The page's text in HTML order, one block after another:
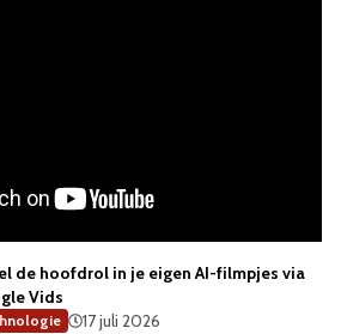
de hoofdrol in je eigen AI-filmpjes via
Vids
17 juli 2026